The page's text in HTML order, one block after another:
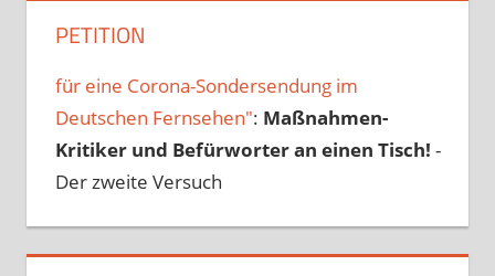
PETITION
für eine Corona-Sondersendung im
Deutschen Fernsehen": Maßnahmen-
Kritiker und Befürworter an einen Tisch! -
Der zweite Versuch